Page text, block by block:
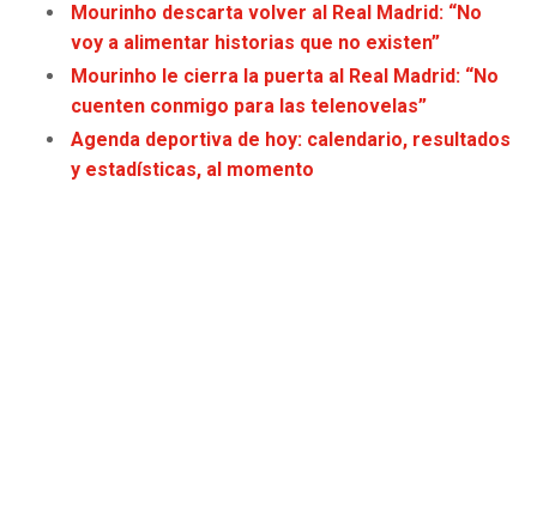
Mourinho descarta volver al Real Madrid: “No
voy a alimentar historias que no existen”
Mourinho le cierra la puerta al Real Madrid: “No
cuenten conmigo para las telenovelas”
Agenda deportiva de hoy: calendario, resultados
y estadísticas, al momento